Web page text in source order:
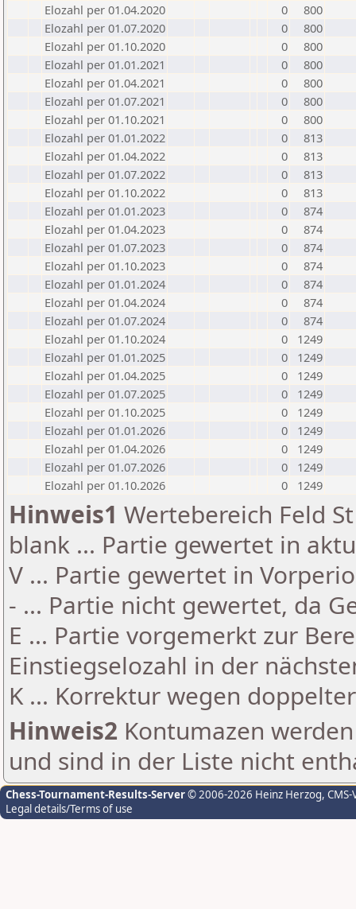
Elozahl per 01.04.2020
0
800
Elozahl per 01.07.2020
0
800
Elozahl per 01.10.2020
0
800
Elozahl per 01.01.2021
0
800
Elozahl per 01.04.2021
0
800
Elozahl per 01.07.2021
0
800
Elozahl per 01.10.2021
0
800
Elozahl per 01.01.2022
0
813
Elozahl per 01.04.2022
0
813
Elozahl per 01.07.2022
0
813
Elozahl per 01.10.2022
0
813
Elozahl per 01.01.2023
0
874
Elozahl per 01.04.2023
0
874
Elozahl per 01.07.2023
0
874
Elozahl per 01.10.2023
0
874
Elozahl per 01.01.2024
0
874
Elozahl per 01.04.2024
0
874
Elozahl per 01.07.2024
0
874
Elozahl per 01.10.2024
0
1249
Elozahl per 01.01.2025
0
1249
Elozahl per 01.04.2025
0
1249
Elozahl per 01.07.2025
0
1249
Elozahl per 01.10.2025
0
1249
Elozahl per 01.01.2026
0
1249
Elozahl per 01.04.2026
0
1249
Elozahl per 01.07.2026
0
1249
Elozahl per 01.10.2026
0 1249
Hinweis1 Wertebereich Feld
blank ... Partie gewertet in
V ... Partie gewertet in
- ... Partie nicht gewertet, da
E ... Partie vorgemerkt zur
Einstiegselozahl in der
K ... Korrektur wegen
Hinweis2 Kontumazen
und sind in der Liste nicht
Chess-Tournament-Results-Server© 2006-2026 Heinz Herzog,
Legal details/Terms of use